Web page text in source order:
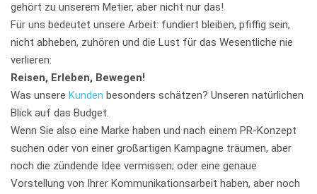
gehört zu unserem Metier, aber nicht nur das!
Für uns bedeutet unsere Arbeit: fundiert bleiben, pfiffig sein,
nicht abheben, zuhören und die Lust für das Wesentliche nie
verlieren:
Reisen, Erleben, Bewegen!
Was unsere Kunden besonders schätzen? Unseren natürlichen
Blick auf das Budget.
Wenn Sie also eine Marke haben und nach einem PR-Konzept
suchen oder von einer großartigen Kampagne träumen, aber
noch die zündende Idee vermissen; oder eine genaue
Vorstellung von Ihrer Kommunikationsarbeit haben, aber noch